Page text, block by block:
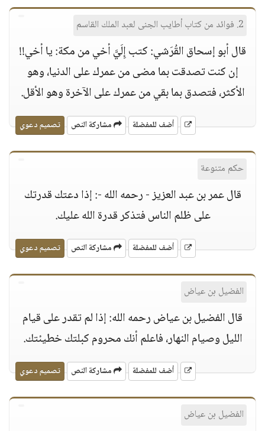
2. فوائد من كتاب أطايب الجنى لعبد الملك القاسم
قال أبو إسحاق القُرَشي: كتب إِلَيَّ أخي من مكة: يا أخي!!
إن كنت تصدقت بما مضى من عمرك على الدنيا، وهو
الأكثر، فتصدق بما بقي من عمرك على الآخرة وهو الأقل.
أضف للمفضلة مشاركة النص تصميم دعوي
حكم متنوعة
قال عمر بن عبد العزيز - رحمه الله -: إذا دعتك قدرتك
على ظلم الناس فتذكر قدرة الله عليك.
أضف للمفضلة مشاركة النص تصميم دعوي
الفضيل بن عياض
قال الفضيل بن عياض رحمه الله: إذا لم تقدر على قيام
الليل وصيام النهار، فاعلم أنك محروم كبلتك خطيئتك.
أضف للمفضلة مشاركة النص تصميم دعوي
الفضيل بن عياض